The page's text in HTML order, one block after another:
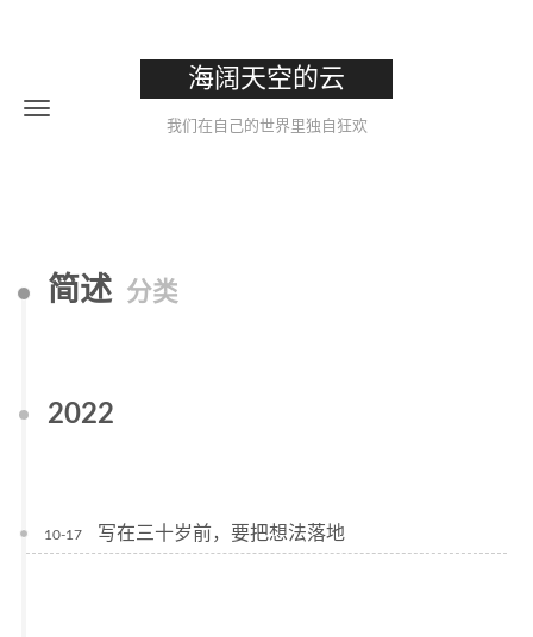
海阔天空的云
我们在自己的世界里独自狂欢
简述 分类
2022
10-17 写在三十岁前，要把想法落地